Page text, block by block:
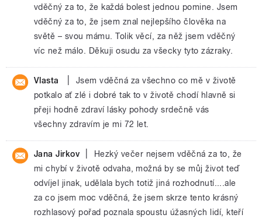
vděčný za to, že každá bolest jednou pomine. Jsem
vděčný za to, že jsem znal nejlepšího člověka na
světě – svou mámu. Tolik věcí, za něž jsem vděčný
víc než málo. Děkuji osudu za všecky tyto zázraky.
Vlasta
Jsem vděčná za všechno co mě v životě
potkalo ať zlé i dobré tak to v životě chodí hlavně si
přeji hodně zdraví lásky pohody srdečně vás
všechny zdravím je mi 72 let.
Jana Jirkov
Hezký večer nejsem vděčná za to, že
mi chybí v životě odvaha, možná by se můj život teď
odvíjel jinak, udělala bych totiž jiná rozhodnutí....ale
za co jsem moc vděčná, že jsem skrze tento krásný
rozhlasový pořad poznala spoustu úžasných lidí, kteří